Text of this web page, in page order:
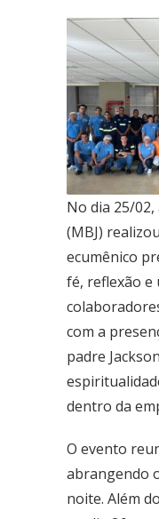
Ceilândia
QNN 30 Área Especial F
Fone: (61) 3035-6666
Taguatinga
Pistão Sul CSG 9
Fone: (61) 3030-6666
Taguatinga
Pistão Sul CSG 9
Fone: (61) 3030-6666
Ceilândia
QNN 30 Área Especial F
Fone: (61) 3035-6666
Park Sul
SGCV Sul Lote 12, Parte C,
Fone: (61) 3773-6655
BRASAL
Quadra - 2C Conjunto - A
No dia 25/
(MBJ)
ecumênico
fé, reflexão e
com a
padre
dentro da
O evento
abrangendo
noite. Além